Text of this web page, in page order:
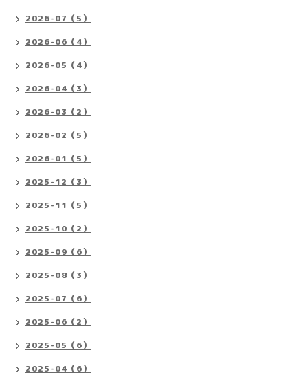
2026-07（5）
2026-06（4）
2026-05（4）
2026-04（3）
2026-03（2）
2026-02（5）
2026-01（5）
2025-12（3）
2025-11（5）
2025-10（2）
2025-09（6）
2025-08（3）
2025-07（6）
2025-06（2）
2025-05（6）
2025-04（6）